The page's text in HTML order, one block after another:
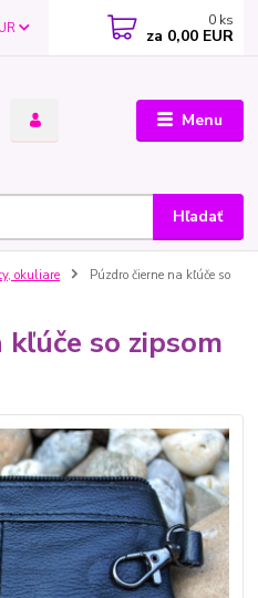
Menu
Hľadať
0 ks
za 0,00 EUR
okuliare
Púzdro čierne na kľúče so
so zipsom